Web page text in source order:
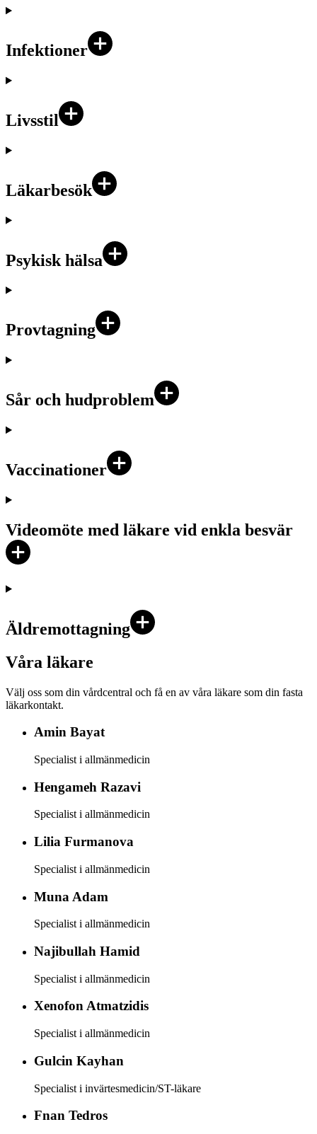
Infektioner
Livsstil
Läkarbesök
Psykisk hälsa
Provtagning
Sår och hudproblem
Vaccinationer
Videomöte med läkare vid enkla besvär
Äldremottagning
Våra läkare
Välj oss som din vårdcentral och få en av våra läkare som din fasta
läkarkontakt.
Amin Bayat
Specialist i allmänmedicin
Hengameh Razavi
Specialist i allmänmedicin
Lilia Furmanova
Specialist i allmänmedicin
Muna Adam
Specialist i allmänmedicin
Najibullah Hamid
Specialist i allmänmedicin
XenofonAtmatzidis
Specialist i allmänmedicin
Gulcin Kayhan
Specialist i invärtesmedicin/ST-läkare
Fnan Tedros